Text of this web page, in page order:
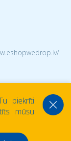
piekrīti
mūsu